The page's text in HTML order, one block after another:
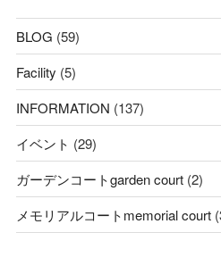
BLOG (59)
Facility (5)
INFORMATION (137)
イベント (29)
ガーデンコートgarden court(2)
メモリアルコートmemorial court